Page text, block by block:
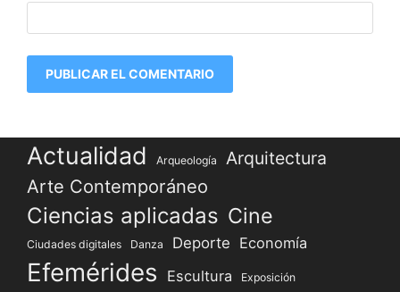
Actualidad Arqueología Arquitectura
Arte Contemporáneo
Ciencias aplicadas Cine
Ciudades digitales Danza Deporte Economía
Efemérides Escultura Exposición